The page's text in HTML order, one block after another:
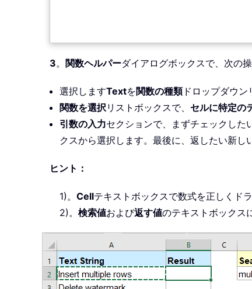
3。 関数ヘルパーダイアログボックスで、次の
選択しますTextを関数の種類ドロップダウン
関数を選択リストボックスで、 セルに特定の
引数の入力セクションで、まずチェックした
クスから選択します。最後に、返したい新し
ヒント：
1)。 Cellテキストボックスで数式を正しくド
2)。 検索値および返す値のテキストボックス